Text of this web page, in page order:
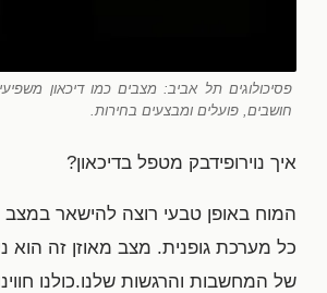
פסיכולוגים תל אביב: מצבים כמו דיכאון
חושבים, פועלים ומבצעים בחירות.
איך נוירופידבק מטפל בדיכאון?
המוח באופן טבעי רוצה להישאר במצב
כל מערכת גופנית. מצב מאוזן זה הוא
של המחשבות והרגשות שלנו.כולנו